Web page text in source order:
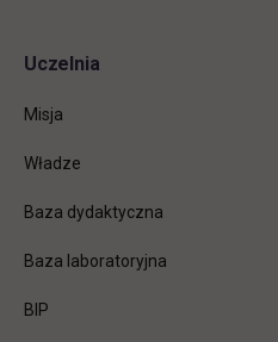
Uczelnia
Misja
Władze
Baza dydaktyczna
Baza laboratoryjna
BIP